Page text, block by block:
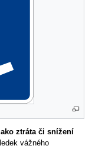
ztráta či snížení
vážného